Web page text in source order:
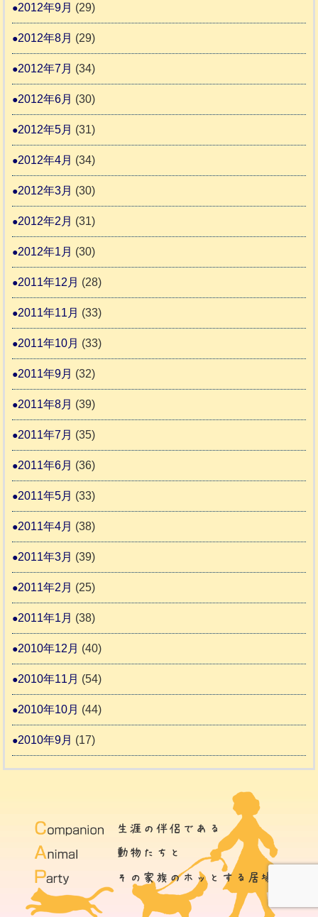
2012年9月 (29)
2012年8月 (29)
2012年7月 (34)
2012年6月 (30)
2012年5月 (31)
2012年4月 (34)
2012年3月 (30)
2012年2月 (31)
2012年1月 (30)
2011年12月 (28)
2011年11月 (33)
2011年10月 (33)
2011年9月 (32)
2011年8月 (39)
2011年7月 (35)
2011年6月 (36)
2011年5月 (33)
2011年4月 (38)
2011年3月 (39)
2011年2月 (25)
2011年1月 (38)
2010年12月 (40)
2010年11月 (54)
2010年10月 (44)
2010年9月 (17)